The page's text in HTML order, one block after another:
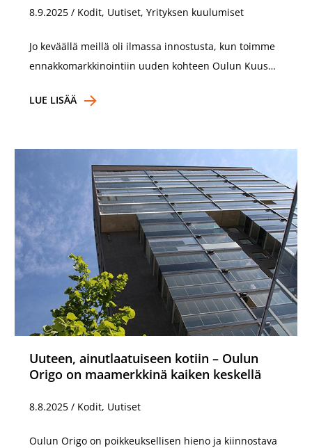
8.9.2025 / Kodit, Uutiset, Yrityksen kuulumiset
Jo keväällä meillä oli ilmassa innostusta, kun toimme
ennakkomarkkinointiin uuden kohteen Oulun Kuus…
LUE LISÄÄ
Uuteen, ainutlaatuiseen kotiin – Oulun
Origo on maamerkkinä kaiken keskellä
8.8.2025 / Kodit, Uutiset
Oulun Origo on poikkeuksellisen hieno ja kiinnostava